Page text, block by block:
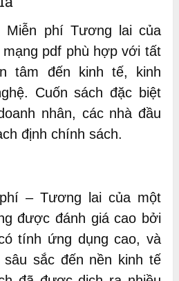
Miễn phí Tương lai của
pdf phù hợp với tất
tâm đến kinh tế, kinh
Cuốn sách đặc biệt
nhân, các nhà đầu
định chính sách.
– Tương lai của một
được đánh giá cao bởi
tính ứng dụng cao, và
sắc đến nền kinh tế